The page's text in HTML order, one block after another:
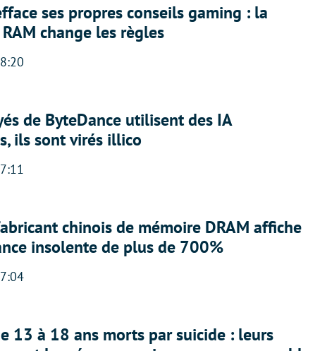
ses propres conseils gaming : la
change les règles
de ByteDance utilisent des IA
ils sont virés illico
chinois de mémoire DRAM affiche
insolente de plus de 700%
13 à 18 ans morts par suicide : leurs